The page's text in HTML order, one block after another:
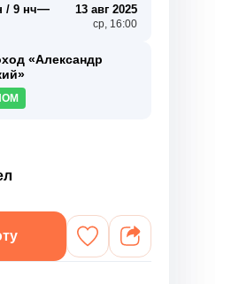
/ 9 нч— 13 авг 2025
ср, 16:00
«Александр